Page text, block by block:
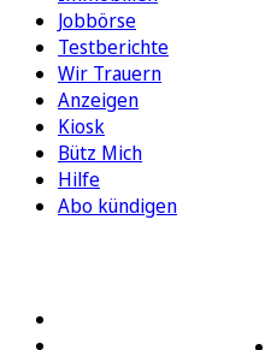
Jobbörse
Testberichte
Wir Trauern
Anzeigen
Kiosk
Bütz Mich
Hilfe
Abo kündigen